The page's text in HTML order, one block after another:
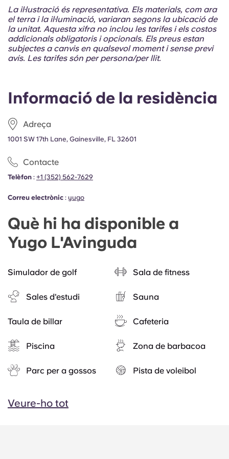
Portuguese
Informació de la residència
Adreça
1001 SW 17th Lane, Gainesville, FL 32601
Contacte
Telèfon : +1 (352) 562-7629
Correu electrònic : yugo
Què hi ha disponible a
Yugo L'Avinguda
Simulador de golf Sala de fitness
Sales d'estudi Sauna
Taula de billar Cafeteria
Piscina Zona de barbacoa
Parc per a gossos Pista de voleibol
Veure-ho tot
La il·lustració és representativa. Els materials, com ara
el terra i la il·luminació, variaran segons la ubicació de
la unitat. Aquesta xifra no inclou les tarifes i els costos
addicionals obligatoris i opcionals. Els preus estan
subjectes a canvis en qualsevol moment i sense previ
avís. Les tarifes són per persona/per llit.